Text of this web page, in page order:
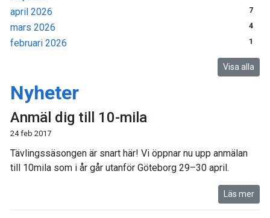
april 2026 7
mars 2026 4
februari 2026 1
Visa alla
Nyheter
Anmäl dig till 10-mila
24 feb 2017
Tävlingssäsongen är snart här! Vi öppnar nu upp anmälan
till 10mila som i år går utanför Göteborg 29–30 april.
Läs mer